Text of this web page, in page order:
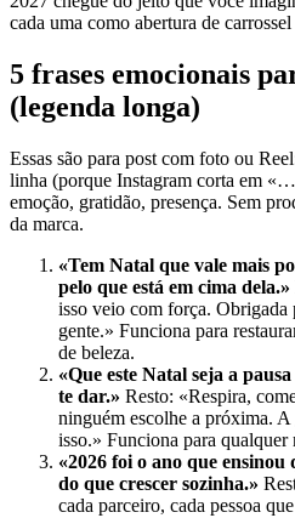
cada uma como abertura de
5 frases emocionais
(legenda longa)
Essas são para post com foto ou
linha (porque Instagram corta em
emoção, gratidão, presença. Sem
da marca.
«Tem Natal que vale mais
pelo que está em cima dela.»
isso veio com força. Obrigada
gente.» Funciona para
de beleza.
«Que este Natal seja a
te dar.» Resto: «Respira,
ninguém escolhe a próxima.
isso.» Funciona para
«2026 foi o ano que ensinou
do que crescer sozinha.»
cada parceiro, cada pessoa